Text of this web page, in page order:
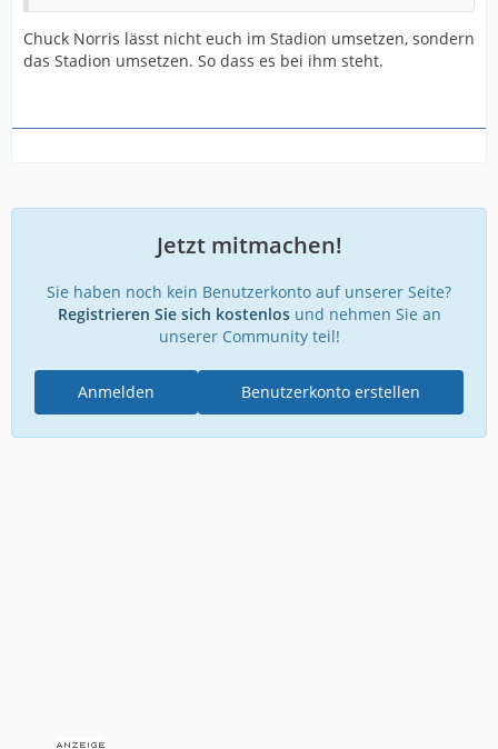
Chuck Norris lässt nicht euch im Stadion umsetzen, sondern
das Stadion umsetzen. So dass es bei ihm steht.
Jetzt mitmachen!
Sie haben noch kein Benutzerkonto auf unserer Seite?
Registrieren Sie sich kostenlosund nehmen Sie an
unserer Community teil!
Benutzerkonto erstellen
Anmelden